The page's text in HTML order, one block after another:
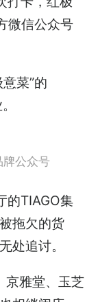
微信公众号
菜”的
牌公众号
的TIAGO集
拖欠的货
处追讨。
京雅堂、玉芝